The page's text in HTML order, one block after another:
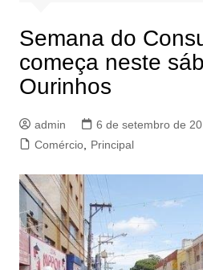
Semana do
começa neste
Ourinhos
admin
6 de setembro de
Comércio, Principal